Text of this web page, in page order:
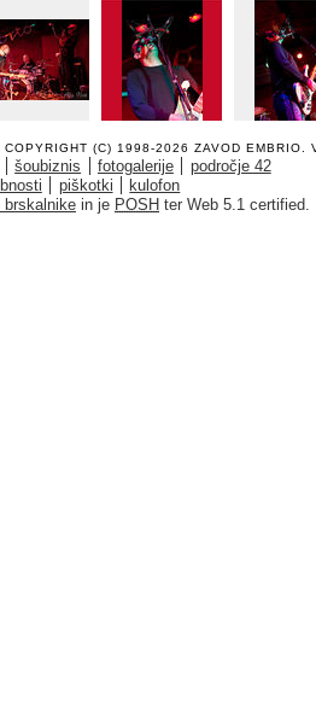
(C) 1998-2026 ZAVOD EMBRIO .
šoubiznis fotogalerije
področje 42
piškotki
kulofon
brskalnike in je POSH ter Web 5.1 certified.